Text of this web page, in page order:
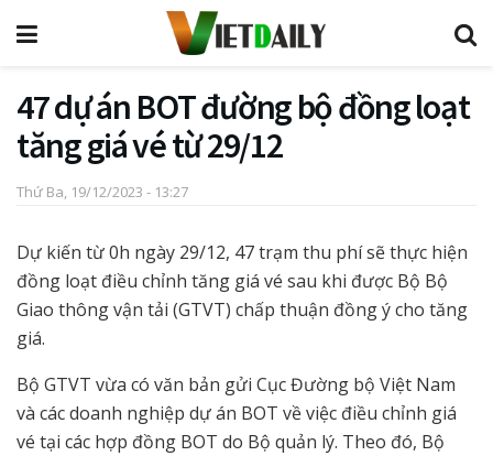
47 dự án BOT đường bộ đồng loạt
tăng giá vé từ 29/12
Thứ Ba, 19/12/2023 - 13:27
Dự kiến từ 0h ngày 29/12, 47 trạm thu phí sẽ thực hiện
đồng loạt điều chỉnh tăng giá vé sau khi được Bộ Bộ
Giao thông vận tải (GTVT) chấp thuận đồng ý cho tăng
giá.
Bộ GTVT vừa có văn bản gửi Cục Đường bộ Việt Nam
và các doanh nghiệp dự án BOT về việc điều chỉnh giá
vé tại các hợp đồng BOT do Bộ quản lý. Theo đó, Bộ